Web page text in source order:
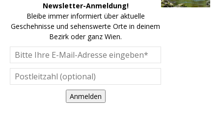
Newsletter-Anmeldung!
Bleibe immer informiert über aktuelle
Geschehnisse und sehenswerte Orte in deinem
Bezirk oder ganz Wien.
Anmelden